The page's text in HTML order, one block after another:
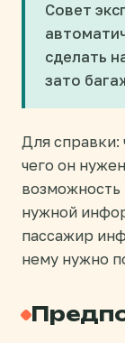
Совет
сделать
зато
Для справки:
чего он
возможность
нужной
пассажир
нему нужно